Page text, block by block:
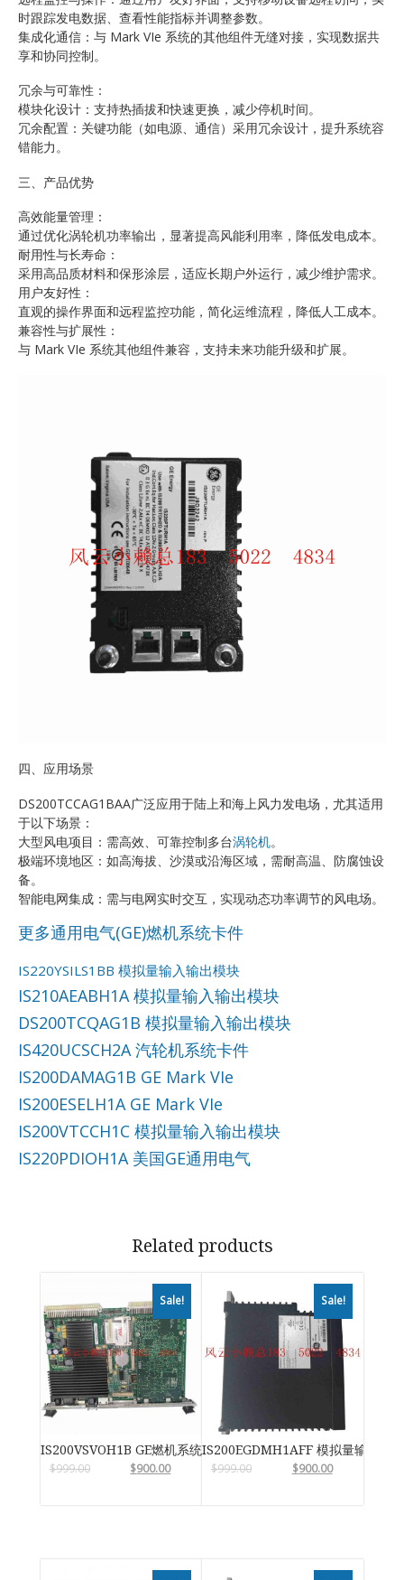
时跟踪发电数据、查看性能指标并调整参数。
集成化通信：与 Mark VIe 系统的其他组件无缝对接，实现数据共
享和协同控制。
冗余与可靠性：
模块化设计：支持热插拔和快速更换，减少停机时间。
冗余配置：关键功能（如电源、通信）采用冗余设计，提升系统容
错能力。
三、产品优势
高效能量管理：
通过优化涡轮机功率输出，显著提高风能利用率，降低发电成本。
耐用性与长寿命：
采用高品质材料和保形涂层，适应长期户外运行，减少维护需求。
用户友好性：
直观的操作界面和远程监控功能，简化运维流程，降低人工成本。
兼容性与扩展性：
与 Mark VIe 系统其他组件兼容，支持未来功能升级和扩展。
四、应用场景
DS200TCCAG1BAA广泛应用于陆上和海上风力发电场，尤其适用
于以下场景：
大型风电项目：需高效、可靠控制多台涡轮机。
极端环境地区：如高海拔、沙漠或沿海区域，需耐高温、防腐蚀设
备。
智能电网集成：需与电网实时交互，实现动态功率调节的风电场。
更多通用电气(GE)燃机系统卡件
IS220YSILS1BB 模拟量输入输出模块
IS210AEABH1A 模拟量输入输出模块
DS200TCQAG1B 模拟量输入输出模块
IS420UCSCH2A 汽轮机系统卡件
IS200DAMAG1B GE Mark VIe
IS200ESELH1A GE Mark VIe
IS200VTCCH1C 模拟量输入输出模块
IS220PDIOH1A 美国GE通用电气
Related products
Sale!
IS200VSVOH1B GE燃机系统
$999.00 $900.00
Sale!
IS200EGDMH1AFF 模拟量输入输
$999.00 $900.00